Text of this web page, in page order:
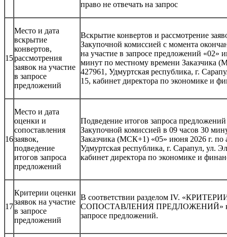
право не отвечать на запрос
15
Место и дата
вскрытие
конвертов,
рассмотрения
заявок на участие
в запросе
предложений
Вскрытие конвертов и рассмотрение
Закупочной комиссией с момента
на участие в запросе предложений «02»
минут по местному времени Заказчика
427961, Удмуртская республика, г.
15, кабинет директора по экономике и
16
Место и дата
оценки и
сопоставления
заявок,
подведение
итогов запроса
предложений
Подведение итогов запроса предложений
Закупочной комиссией в 09 часов 30
Заказчика (МСК+1) «05» июня 2026 г. по
Удмуртская республика, г. Сарапул, ул.
кабинет директора по экономике и
17
Критерии оценки
заявок на участие
в запросе
предложений
В соответствии разделом IV.
СОПОСТАВЛЕНИЯ ПРЕДЛОЖЕНИЙ» к
запросе предложений.